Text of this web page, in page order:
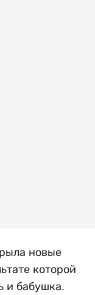
новые
которой
и бабушка.